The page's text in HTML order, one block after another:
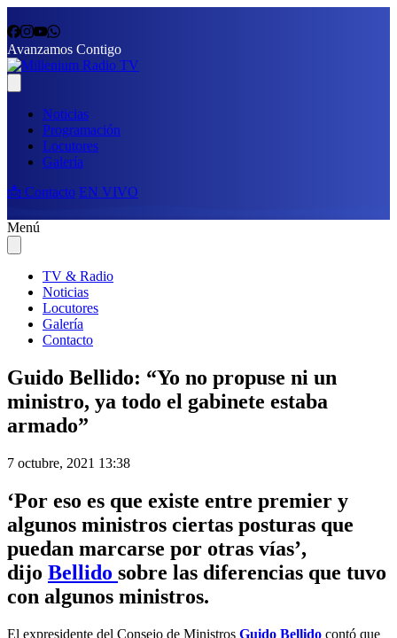
Avanzamos Contigo
Noticias
Programación
Locutores
Galería
📩 Contacto EN VIVO
Menú
TV & Radio
Noticias
Locutores
Galería
Contacto
Guido Bellido: “Yo no propuse ni un
ministro, ya todo el gabinete estaba
armado”
7 octubre, 2021 13:38
‘Por eso es que existe entre premier y
algunos ministros ciertas posturas que
puedan marcarse por otras vías’,
dijo Bellido sobre las diferencias que tuvo
con algunos ministros.
El expresidente del Consejo de Ministros Guido Bellido contó que